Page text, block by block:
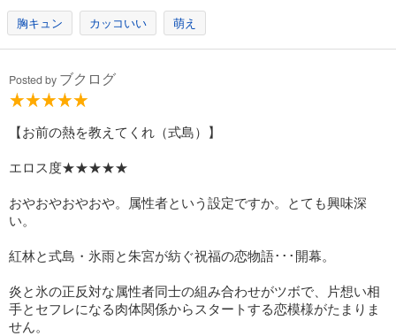
胸キュン カッコいい 萌え
Posted by ブクログ
【お前の熱を教えてくれ（式島）】
エロス度★★★★★
おやおやおやおや。属性者という設定ですか。とても興味深
い。
紅林と式島・氷雨と朱宮が紡ぐ祝福の恋物語･･･開幕。
炎と氷の正反対な属性者同士の組み合わせがツボで、片想い相
手とセフレになる肉体関係からスタートする恋模様がたまりま
せん。